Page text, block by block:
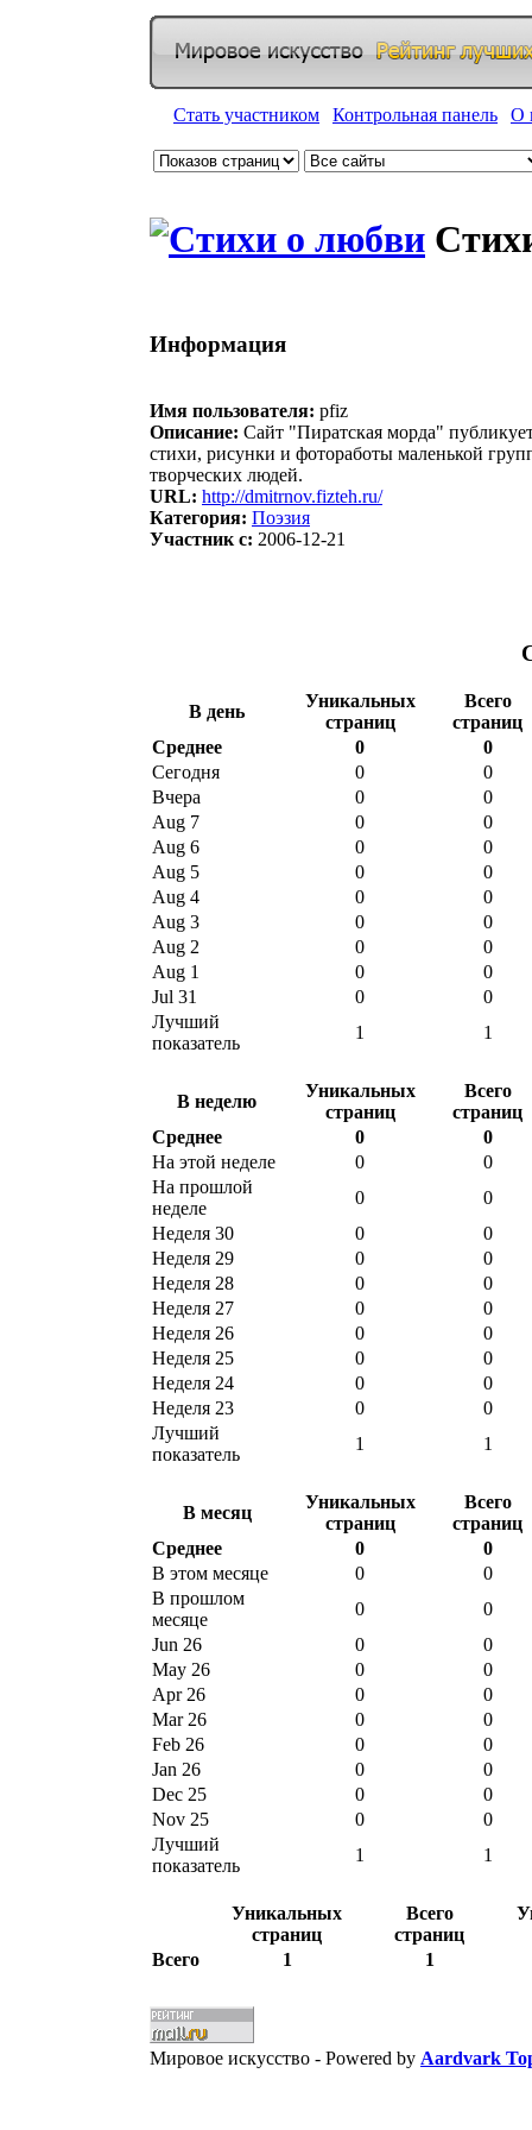
Стать участником Контрольная панель О
Информация
Имя пользователя: pfiz
Описание: Сайт "Пиратская морда"
стихи, рисунки и фотоработы маленькой
творческих людей.
URL: http://dmitrnov.fizteh.ru/
Категория: Поэзия
Участник с: 2006-12-21
В день
Уникальных
страниц
Всего
страниц
Среднее
0
0
Сегодня
0
0
Вчера
0
0
Aug 7
0
0
Aug 6
0
0
Aug 5
0
0
Aug 4
0
0
Aug 3
0
0
Aug 2
0
0
Aug 1
0
0
Jul 31
0
0
Лучший
показатель
1 1
В неделю
Уникальных
страниц
Всего
страниц
Среднее
0
0
На этой неделе
0
0
На прошлой
неделе
0
0
Неделя 30
0
0
Неделя 29
0
0
Неделя 28
0
0
Неделя 27
0
0
Неделя 26
0
0
Неделя 25
0
0
Неделя 24
0
0
Неделя 23
0
0
Лучший
показатель
1 1
В месяц
Уникальных
страниц
Всего
страниц
Среднее
0
0
В этом месяце
0
0
В прошлом
месяце
0
0
Jun 26
0
0
May 26
0
0
Apr 26
0
0
Mar 26
0
0
Feb 26
0
0
Jan 26
0
0
Dec 25
0
0
Nov 25
0
0
Лучший
показатель
1 1
Уникальных
страниц
Всего
страниц
Всего 1 1
Мировое искусство - Powered by Aardvark